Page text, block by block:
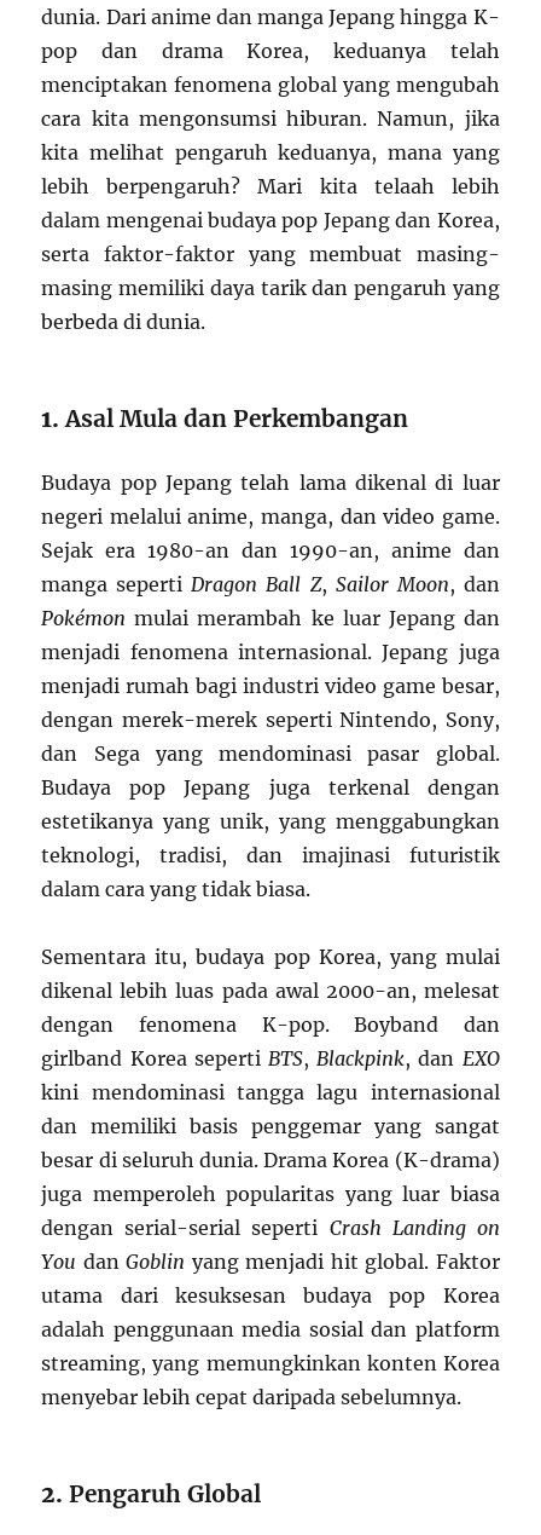
dunia. Dari anime dan manga Jepang hingga K-
pop dan drama Korea, keduanya telah
menciptakan fenomena global yang mengubah
cara kita mengonsumsi hiburan. Namun, jika
kita melihat pengaruh keduanya, mana yang
lebih berpengaruh? Mari kita telaah lebih
dalam mengenai budaya pop Jepang dan Korea,
serta faktor-faktor yang membuat masing-
masing memiliki daya tarik dan pengaruh yang
berbeda di dunia.
1.Asal Mula dan Perkembangan
Budaya pop Jepang telah lama dikenal di luar
negeri melalui anime, manga, dan video game.
Sejak era 1980-an dan 1990-an, anime dan
manga seperti Dragon Ball Z, Sailor Moon, dan
Pokémon mulai merambah ke luar Jepang dan
menjadi fenomena internasional. Jepang juga
menjadi rumah bagi industri video game besar,
dengan merek-merek seperti Nintendo, Sony,
dan Sega yang mendominasi pasar global.
Budaya pop Jepang juga terkenal dengan
estetikanya yang unik, yang menggabungkan
teknologi, tradisi, dan imajinasi futuristik
dalam cara yang tidak biasa.
Sementara itu, budaya pop Korea, yang mulai
dikenal lebih luas pada awal 2000-an, melesat
dengan fenomena K-pop. Boyband dan
girlband Korea seperti BTS, Blackpink, dan EXO
kini mendominasi tangga lagu internasional
dan memiliki basis penggemar yang sangat
besar di seluruh dunia. Drama Korea (K-drama)
juga memperoleh popularitas yang luar biasa
dengan serial-serial seperti Crash Landing on
You danGoblin yang menjadi hit global. Faktor
utama dari kesuksesan budaya pop Korea
adalah penggunaan media sosial dan platform
streaming, yang memungkinkan konten Korea
menyebar lebih cepat daripada sebelumnya.
2.Pengaruh Global